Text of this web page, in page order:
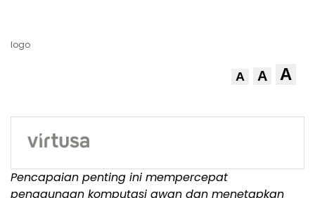
logo
A A A
Pencapaian penting ini mempercepat
penggunaan komputasi awan dan menetapkan